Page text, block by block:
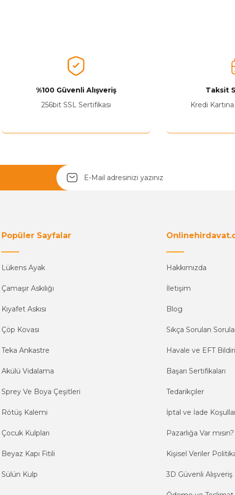
Yetkiliye Gönder
%100 Güvenli Alışveriş
256bit SSL Sertifikası
Taksit
Kredi
Popüler Sayfalar
Lükens Ayak
Çamaşır Askılığı
Kıyafet Askısı
Çöp Kovası
Teka Ankastre
Akülü Vidalama
Sprey Ve Boya Çeşitleri
Rötüş Kalemi
Çocuk Kulpları
Beyaz Kapı Fitili
Sülün Kulp
Hakkımızda
İletişim
Blog
Sıkça Sorulan
Havale ve EFT
Başarı Sertifikaları
Tedarikçiler
İptal ve İade
Pazarlığa Var mısın?
Kişisel Veriler
3D Güvenli Alışveriş